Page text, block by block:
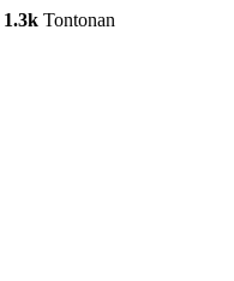
1.3k Tontonan